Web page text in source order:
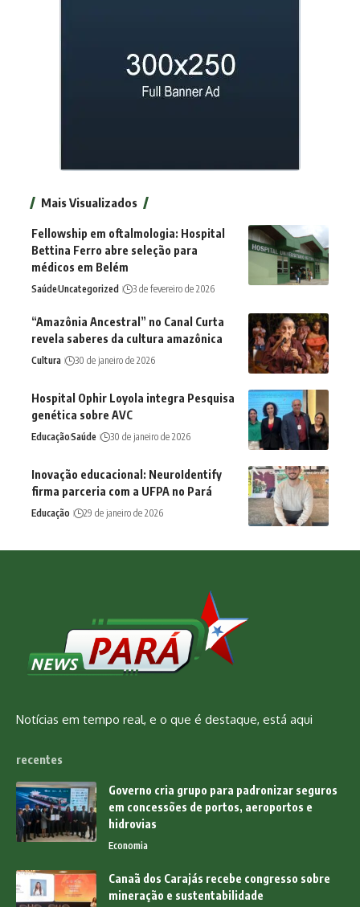
Mais Visualizados
Fellowship em oftalmologia: Hospital
Bettina Ferro abre seleção para
médicos em Belém
SaúdeUncategorized 3 de fevereiro de 2026
“Amazônia Ancestral” no Canal Curta
revela saberes da cultura amazônica
Cultura 30 de janeiro de 2026
Hospital Ophir Loyola integra Pesquisa
genética sobre AVC
EducaçãoSaúde 30 de janeiro de 2026
Inovação educacional: NeuroIdentify
firma parceria com a UFPA no Pará
Educação 29 de janeiro de 2026
Notícias em tempo real, e o que é destaque, está aqui
recentes
Governo cria grupo para padronizar seguros
em concessões de portos, aeroportos e
hidrovias
Economia
Canaã dos Carajás recebe congresso sobre
mineração e sustentabilidade